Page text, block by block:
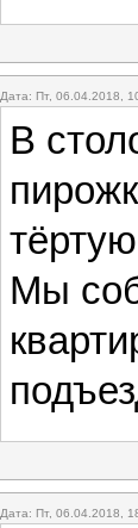
Дата: Пт, 06.04.2018,
В
Мы
Дата: Пт, 06.04.2018,